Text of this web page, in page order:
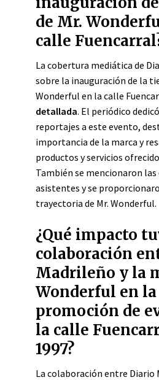
de Mr.
calle
La cobertura mediática de
sobre la inauguración de la
Wonderful en la calle
detallada. El periódico
reportajes a este evento,
importancia de la marca y
productos y servicios
También se mencionaron
asistentes y se
trayectoria de Mr. Wonderful.
¿Qué impacto
colaboración
Madrileño y la
Wonderful en la
promoción de
la calle
1997?
La colaboración entre Diario